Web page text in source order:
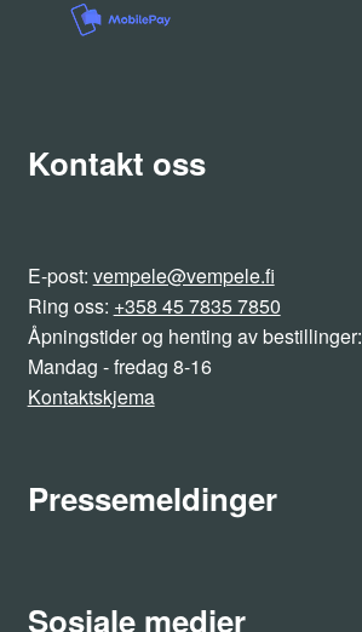
Kontakt oss
E-post: vempele@vempele.fi
Ring oss: +358 45 7835 7850
Åpningstider og henting av bestillinger:
Mandag - fredag 8-16
Kontaktskjema
Pressemeldinger
Sosiale medier